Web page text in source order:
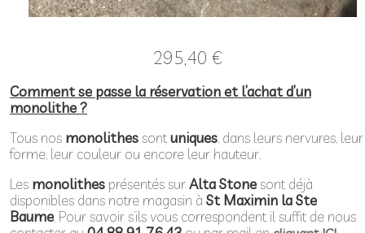
295,40 €
Comment se passe la réservation et l’achat d’un
monolithe ?
Tous nos monolithessontuniques , dans leurs nervures, leur
forme, leur couleur ou encore leur hauteur.
Les monolithes présentés surAlta Stonesont déjà
disponibles dans notre magasin à St Maximin la Ste
Baume . Pour savoir s’ils vous correspondent il suffit de nous